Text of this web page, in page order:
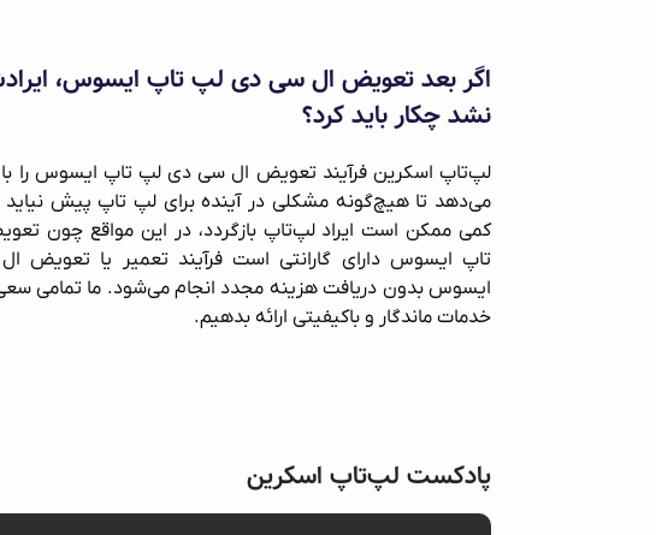
اگر بعد تعویض ال سی دی لپ‌ تاپ ایسوس،
نشد چکار باید کرد؟
لپ‌تاپ اسکرین فرآیند تعویض ال سی دی لپ تاپ ایسوس را
می‌دهد تا هیچ‌گونه مشکلی در آینده برای لپ‌ تاپ پیش نیاید
کمی ممکن است ایراد لپ‌تاپ بازگردد، در این مواقع چون
تاپ ایسوس دارای گارانتی است فرآیند تعمیر یا
ایسوس بدون دریافت هزینه مجدد انجام می‌شود. ما تمامی سعی
خدمات ماندگار و باکیفیتی ارائه بدهیم.
پادکست لپ‌تاپ اسکرین